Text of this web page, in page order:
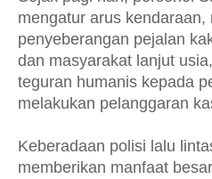
mengatur arus kendaraan,
penyeberangan pejalan
dan masyarakat lanjut
teguran humanis kepada
melakukan pelanggaran
Keberadaan polisi lalu
memberikan manfaat